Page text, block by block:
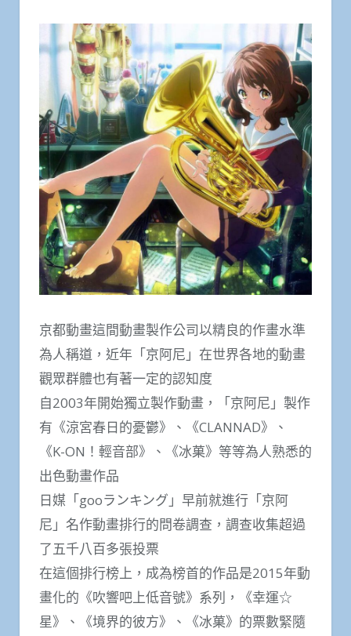
京都動畫這間動畫製作公司以精良的作畫水準
為人稱道，近年「京阿尼」在世界各地的動畫
觀眾群體也有著一定的認知度
自2003年開始獨立製作動畫，「京阿尼」製作
有《涼宮春日的憂鬱》、《CLANNAD》、
《K-ON！輕音部》、《冰菓》等等為人熟悉的
出色動畫作品
日媒「gooランキング」早前就進行「京阿
尼」名作動畫排行的問卷調查，調查收集超過
了五千八百多張投票
在這個排行榜上，成為榜首的作品是2015年動
畫化的《吹響吧上低音號》系列，《幸運☆
星》、《境界的彼方》、《冰菓》的票數緊隨